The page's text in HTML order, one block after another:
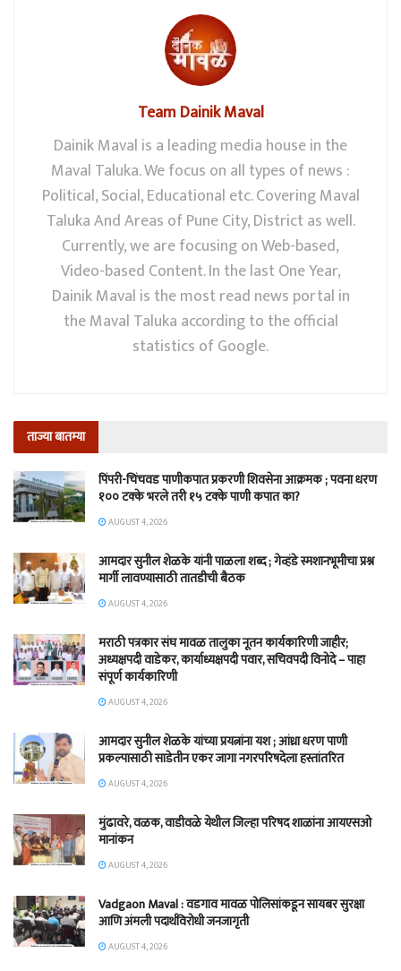
Team Dainik Maval
Dainik Maval is a leading media house in the
Maval Taluka. We focus on all types of news :
Political, Social, Educational etc. Covering Maval
Taluka And Areas of Pune City, District as well.
Currently, we are focusing on Web-based,
Video-based Content. In the last One Year,
Dainik Maval is the most read news portal in
the Maval Taluka according to the official
statistics of Google.
ताज्या बातम्या
पिंपरी-चिंचवड पाणीकपात प्रकरणी शिवसेना आक्रमक ; पवना धरण
१०० टक्के भरले तरी १५ टक्के पाणी कपात का?
AUGUST 4, 2026
आमदार सुनील शेळके यांनी पाळला शब्द ; गेव्हंडे स्मशानभूमीचा प्रश्न
मार्गी लावण्यासाठी तातडीची बैठक
AUGUST 4, 2026
मराठी पत्रकार संघ मावळ तालुका नूतन कार्यकारिणी जाहीर;
अध्यक्षपदी वाडेकर, कार्याध्यक्षपदी पवार, सचिवपदी विनोदे – पाहा
संपूर्ण कार्यकारिणी
AUGUST 4, 2026
आमदार सुनील शेळके यांच्या प्रयत्नांना यश ; आंध्रा धरण पाणी
प्रकल्पासाठी साडेतीन एकर जागा नगरपरिषदेला हस्तांतरित
AUGUST 4, 2026
मुंढावरे, वळक, वाडीवळे येथील जिल्हा परिषद शाळांना आयएसओ
मानांकन
AUGUST 4, 2026
Vadgaon Maval : वडगाव मावळ पोलिसांकडून सायबर सुरक्षा
आणि अंमली पदार्थविरोधी जनजागृती
AUGUST 4, 2026